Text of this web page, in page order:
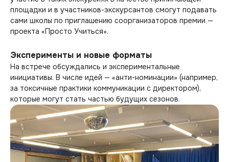
площадки и в участников-экскурсантов смогут подавать
сами школы по приглашению соорганизаторов премии —
проекта «Просто Учиться».
Эксперименты и новые форматы
На встрече обсуждались и экспериментальные
инициативы. В числе идей — «анти-номинации» (например,
за токсичные практики коммуникации с директором),
которые могут стать частью будущих сезонов.